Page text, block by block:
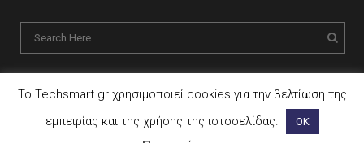
Το Techsmart.gr χρησιμοποιεί cookies για την βελτίωση της
εμπειρίας και της χρήσης της ιστοσελίδας.
ΟΚ